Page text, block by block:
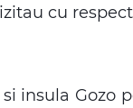
cu
insula Gozo